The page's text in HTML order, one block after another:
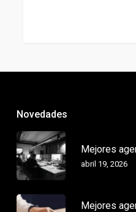
Novedades
Mejores
abril 19, 2026
Mejores